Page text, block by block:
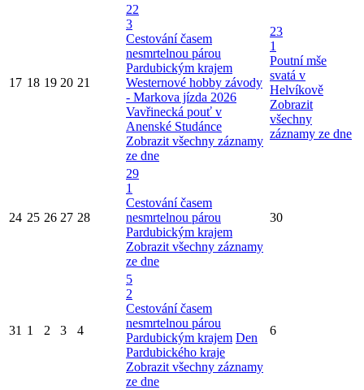
17 18 19 20 21
22
3
Cestování časem
nesmrtelnou párou
Pardubickým krajem
Westernové hobby závody
- Markova jízda 2026
Vavřinecká pouť v
Anenské Studánce
Zobrazit všechny záznamy
ze dne
23
1
Poutní mše
svatá v
Helvíkově
Zobrazit
všechny
záznamy ze dne
24 25 26 27 28
29
1
Cestování časem
nesmrtelnou párou
Pardubickým krajem
Zobrazit všechny záznamy
ze dne
30
31 1 2 3 4
5
2
Cestování časem
nesmrtelnou párou
Pardubickým krajem Den
Pardubického kraje
Zobrazit všechny záznamy
ze dne
6